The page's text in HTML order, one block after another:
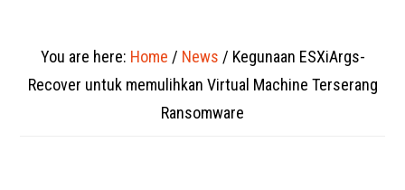
You are here: Home / News / Kegunaan ESXiArgs-
Recover untuk memulihkan Virtual Machine Terserang
Ransomware